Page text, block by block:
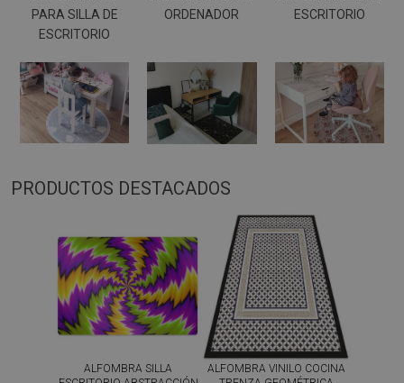
PARA SILLA DE
ESCRITORIO
ORDENADOR
ESCRITORIO
PRODUCTOS DESTACADOS
ALFOMBRA SILLA
ALFOMBRA VINILO COCINA